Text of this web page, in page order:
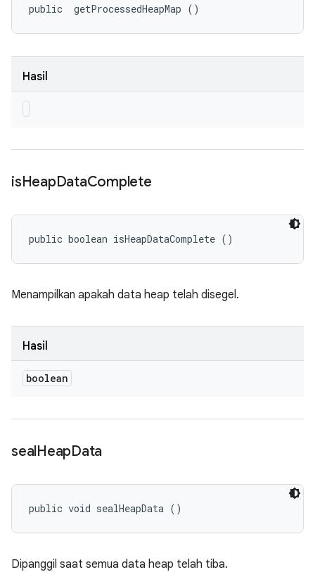
public getProcessedHeapMap ()
Hasil
isHeapDataComplete
public boolean isHeapDataComplete ()
Menampilkan apakah data heap telah disegel.
Hasil
boolean
sealHeapData
public void sealHeapData ()
Dipanggil saat semua data heap telah tiba.